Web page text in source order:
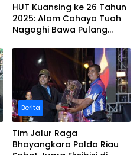
HUT Kuansing ke 26 Tahun
2025: Alam Cahayo Tuah
Nagoghi Bawa Pulang
Berita
Tim Jalur Raga
Bhayangkara Polda Riau